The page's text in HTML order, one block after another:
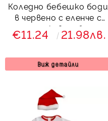
Коледно бебешко боди
в червено с еленче с
дълъг ръкав на бели и
червени райета
€11.24 21.98лв.
Виж детайли